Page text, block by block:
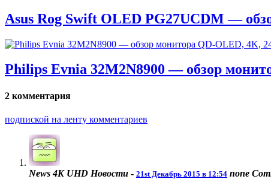
Asus Rog Swift OLED PG27UCDM —
Philips Evnia 32M2N8900 — обзор
2 комментария
подпиской на ленту комментариев
News 4K UHD Новости - 21st Декабрь 2015 в 12:54 none